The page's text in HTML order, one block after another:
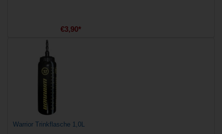
€3,90*
Warrior Trinkflasche 1,0L